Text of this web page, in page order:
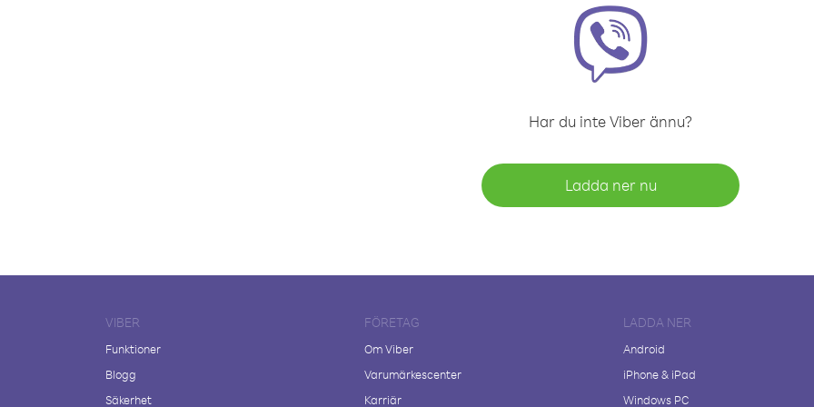
Har du inte Viber ännu?
Ladda ner nu
VIBER
Funktioner
Blogg
Säkerhet
FÖRETAG
Om Viber
Varumärkescenter
Karriär
LADDA NER
Android
iPhone & iPad
Windows PC